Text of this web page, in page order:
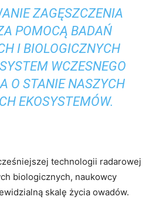
ZAGĘSZCZENIA
POMOCĄ BADAŃ
I BIOLOGICZNYCH
WCZESNEGO
O STANIE NASZYCH
EKOSYSTEMÓW.
technologii radarowej
biologicznych, naukowcy
skalę życia owadów.